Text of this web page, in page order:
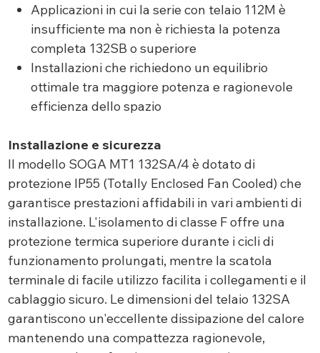
Applicazioni in cui la serie con telaio 112M è
insufficiente ma non è richiesta la potenza
completa 132SB o superiore
Installazioni che richiedono un equilibrio
ottimale tra maggiore potenza e ragionevole
efficienza dello spazio
Installazione e sicurezza
Il modello SOGA MT1 132SA/4 è dotato di
protezione IP55 (Totally Enclosed Fan Cooled) che
garantisce prestazioni affidabili in vari ambienti di
installazione. L'isolamento di classe F offre una
protezione termica superiore durante i cicli di
funzionamento prolungati, mentre la scatola
terminale di facile utilizzo facilita i collegamenti e il
cablaggio sicuro. Le dimensioni del telaio 132SA
garantiscono un'eccellente dissipazione del calore
mantenendo una compattezza ragionevole,